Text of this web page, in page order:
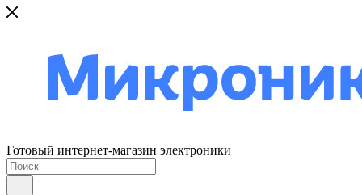
Готовый интернет-магазин электроники